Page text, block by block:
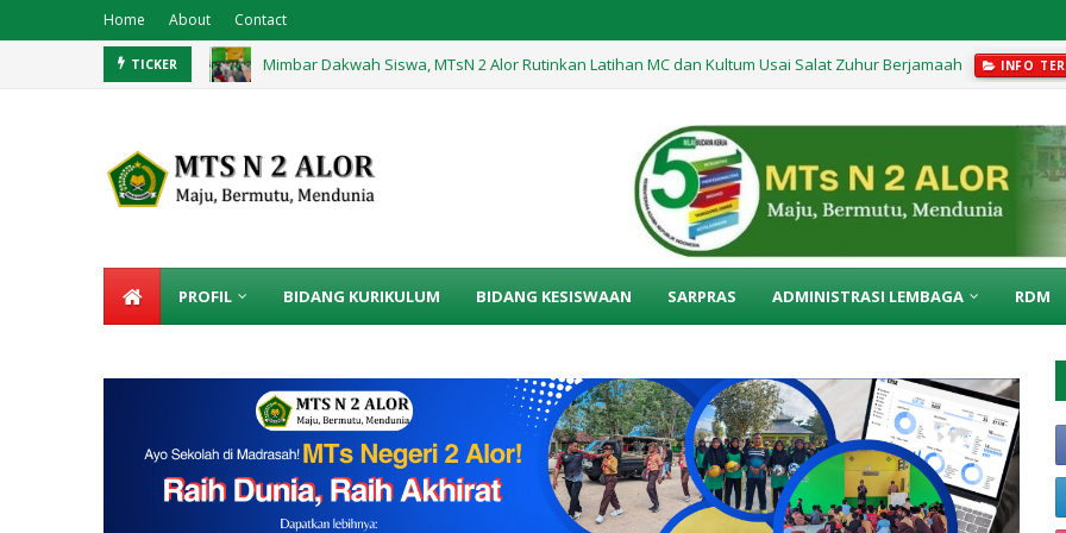
Home About Contact
TICKER Mimbar Dakwah Siswa, MTsN 2 Alor Rutinkan Latihan MC dan Kultum Usai Salat Zuhur Berjamaah INFO
PROFIL BIDANG KURIKULUM BIDANG KESISWAAN SARPRAS ADMINISTRASI LEMBAGA RDM